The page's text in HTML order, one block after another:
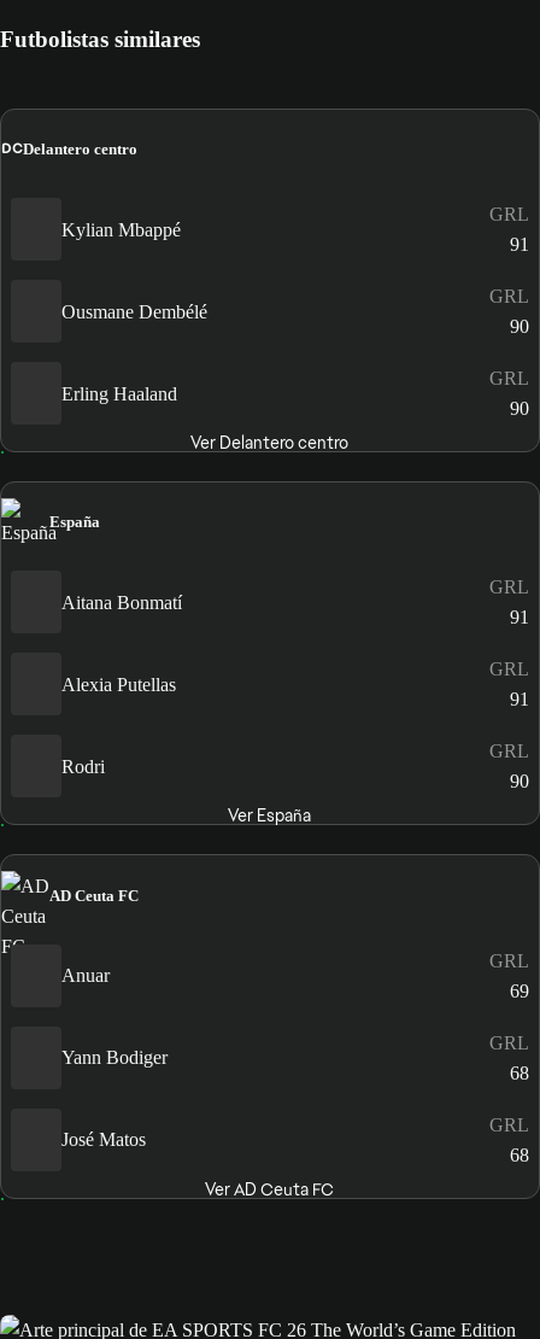
Futbolistas similares
DCDelantero centro
Kylian Mbappé
GRL
91
Ousmane Dembélé
GRL
90
Erling Haaland
GRL
90
Ver Delantero centro
España
Aitana Bonmatí
GRL
91
Alexia Putellas
GRL
91
Rodri
GRL
90
Ver España
AD Ceuta FC
Anuar
GRL
69
Yann Bodiger
GRL
68
José Matos
GRL
68
Ver AD Ceuta FC